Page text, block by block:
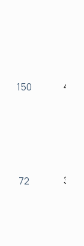
150
72